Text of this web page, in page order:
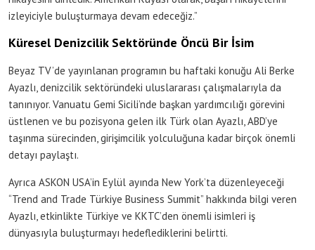
izleyiciyle buluşturmaya devam edeceğiz.”
Küresel Denizcilik Sektöründe Öncü Bir İsim
Beyaz TV’de yayınlanan programın bu haftaki konuğu Ali Berke
Ayazlı, denizcilik sektöründeki uluslararası çalışmalarıyla da
tanınıyor. Vanuatu Gemi Sicili’nde başkan yardımcılığı görevini
üstlenen ve bu pozisyona gelen ilk Türk olan Ayazlı, ABD’ye
taşınma sürecinden, girişimcilik yolculuğuna kadar birçok önemli
detayı paylaştı.
Ayrıca ASKON USA’in Eylül ayında New York’ta düzenleyeceği
“Trend and Trade Türkiye Business Summit” hakkında bilgi veren
Ayazlı, etkinlikte Türkiye ve KKTC’den önemli isimleri iş
dünyasıyla buluşturmayı hedeflediklerini belirtti.